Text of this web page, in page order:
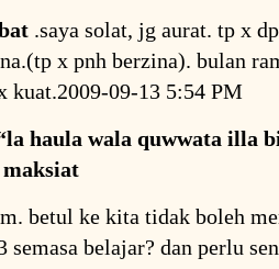
.saya solat, jg aurat. tp x
x pnh berzina). bulan
kuat.2009-09-13 5:54 PM
haula wala quwwata illa
betul ke kita tidak boleh
semasa belajar? dan perlu